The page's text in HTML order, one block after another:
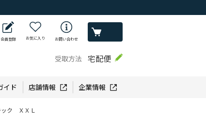
会員登録 お気に入り お問い合わせ
受取方法 宅配便
イド 店舗情報 企業情報
ク ＸＸＬ